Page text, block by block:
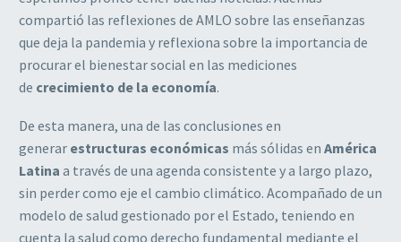
compartió las reflexiones de AMLO sobre las enseñanzas
que deja la pandemia y reflexiona sobre la importancia de
procurar el bienestar social en las mediciones
de crecimiento de la economía.
De esta manera, una de las conclusiones en
generar estructuras económicas más sólidas en América
Latina a través de una agenda consistente y a largo plazo,
sin perder como eje el cambio climático. Acompañado de un
modelo de salud gestionado por el Estado, teniendo en
cuenta la salud como derecho fundamental mediante el